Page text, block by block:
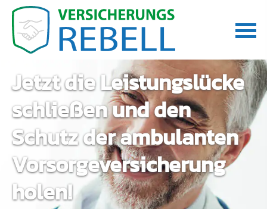
Jetzt die Leistungslücke
schließen und den
Schutz der ambulanten
Vorsorgeversicherung
holen!